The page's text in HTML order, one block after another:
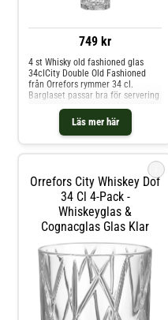
749 kr
Läs mer här
4 st Whisky old fashioned glas
34clCity Double Old Fashioned
från Orrefors rymmer 34 cl.
Barglaset passar bra för servering
Skären som löper runt glasets yta
skapar ett oregelbundet uttryck
och bidrar till seriens tydliga
RytkönenServis: City Tillverkare:
OrreforsMått: Höjd 87 mm,
Diameter 78 mm 320 gram 25
clKondition: Nytt 1:a sortering
direkt från Orrefors i present
Orrefors City Whiskey Dof
34 Cl 4-Pack -
Whiskeyglas &
Cognacglas Glas Klar